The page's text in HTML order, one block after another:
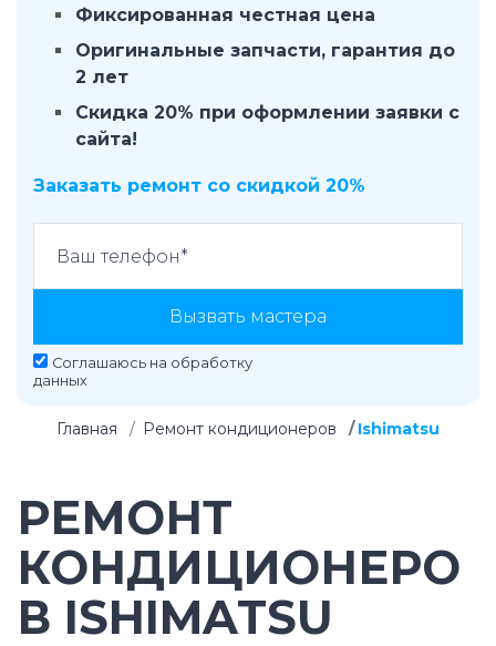
Фиксированная честная цена
Оригинальные запчасти, гарантия до
2 лет
Скидка 20% при оформлении заявки с
сайта!
Заказать ремонт со скидкой 20%
Вызвать мастера
Соглашаюсь на обработку
данных
Главная Ремонт кондиционеров Ishimatsu
РЕМОНТ
КОНДИЦИОНЕРО
В ISHIMATSU